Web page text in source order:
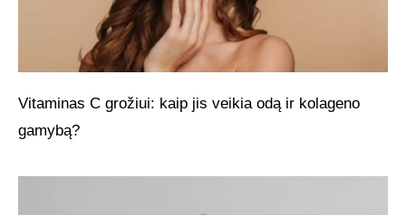
Vitaminas C grožiui: kaip jis veikia odą ir kolageno
gamybą?